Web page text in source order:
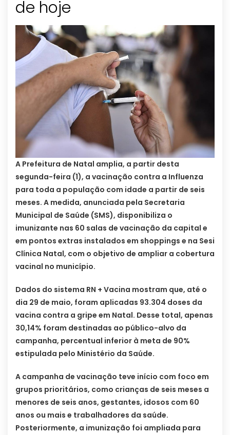
de hoje
A Prefeitura de Natal amplia, a partir desta
segunda-feira (1), a vacinação contra a Influenza
para toda a população com idade a partir de seis
meses. A medida, anunciada pela Secretaria
Municipal de Saúde (SMS), disponibiliza o
imunizante nas 60 salas de vacinação da capital e
em pontos extras instalados em shoppings e na Sesi
Clínica Natal, com o objetivo de ampliar a cobertura
vacinal no município.
Dados do sistema RN + Vacina mostram que, até o
dia 29 de maio, foram aplicadas 93.304 doses da
vacina contra a gripe em Natal. Desse total, apenas
30,14% foram destinadas ao público-alvo da
campanha, percentual inferior à meta de 90%
estipulada pelo Ministério da Saúde.
A campanha de vacinação teve início com foco em
grupos prioritários, como crianças de seis meses a
menores de seis anos, gestantes, idosos com 60
anos ou mais e trabalhadores da saúde.
Posteriormente, a imunização foi ampliada para